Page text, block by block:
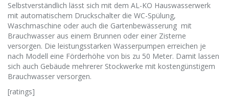
Selbstverständlich lässt sich mit dem AL-KO Hauswasserwerk
mit automatischem Druckschalter die WC-Spülung,
Waschmaschine oder auch die Gartenbewässerung mit
Brauchwasser aus einem Brunnen oder einer Zisterne
versorgen. Die leistungsstarken Wasserpumpen erreichen je
nach Modell eine Förderhöhe von bis zu 50 Meter. Damit lassen
sich auch Gebäude mehrerer Stockwerke mit kostengünstigem
Brauchwasser versorgen.
[ratings]